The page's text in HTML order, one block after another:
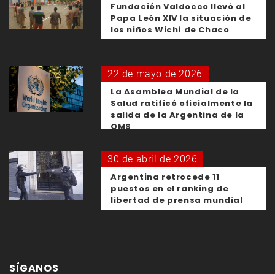
Fundación Valdocco llevó al
Papa León XIV la situación de
los niños Wichí de Chaco
22 de mayo de 2026
La Asamblea Mundial de la
Salud ratificó oficialmente la
salida de la Argentina de la
OMS
30 de abril de 2026
Argentina retrocede 11
puestos en el ranking de
libertad de prensa mundial
SÍGANOS